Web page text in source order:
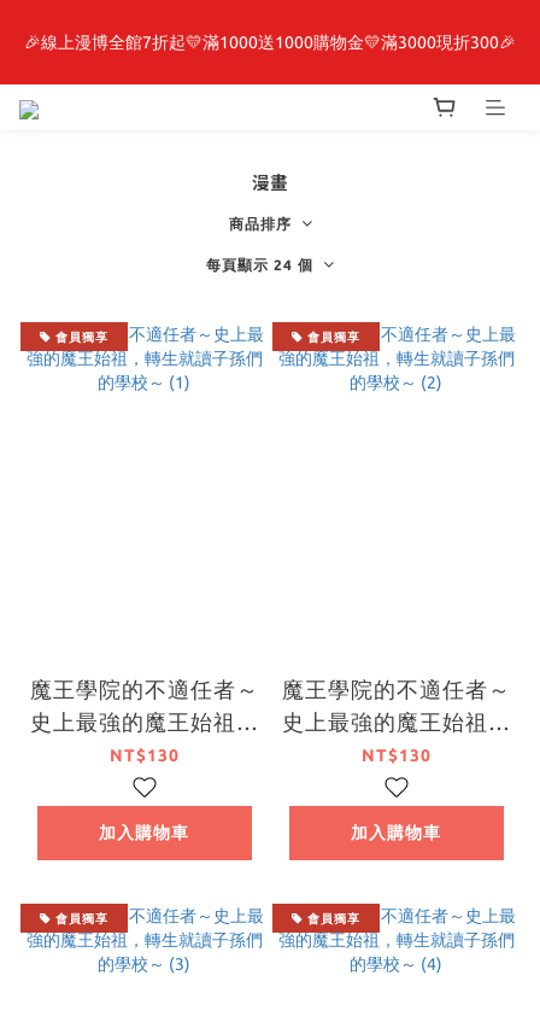
最新開賣🔥「全知讀者視角」 周邊商品
🎉線上漫博全館7折起💛滿1000送1000購物金💛滿3000現折300🎉
【抽籤堂】 影之強者、你又被殺了呢，偵探大人、約會大作戰、
漫畫
商品排序
每頁顯示 24 個
會員獨享
魔王學院的不適任者～
史上最強的魔王始祖，
轉生就讀子孫們的學校
～ (1)
NT$130
加入購物車
會員獨享
魔王學院的不適任者～
史上最強的魔王始祖，
轉生就讀子孫們的學校
～ (2)
NT$130
加入購物車
會員獨享 會員獨享